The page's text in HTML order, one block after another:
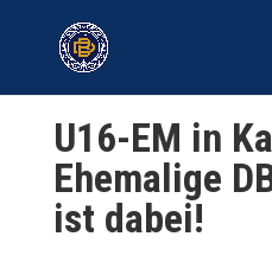
U16-EM in
Ehemalige
ist dabei!